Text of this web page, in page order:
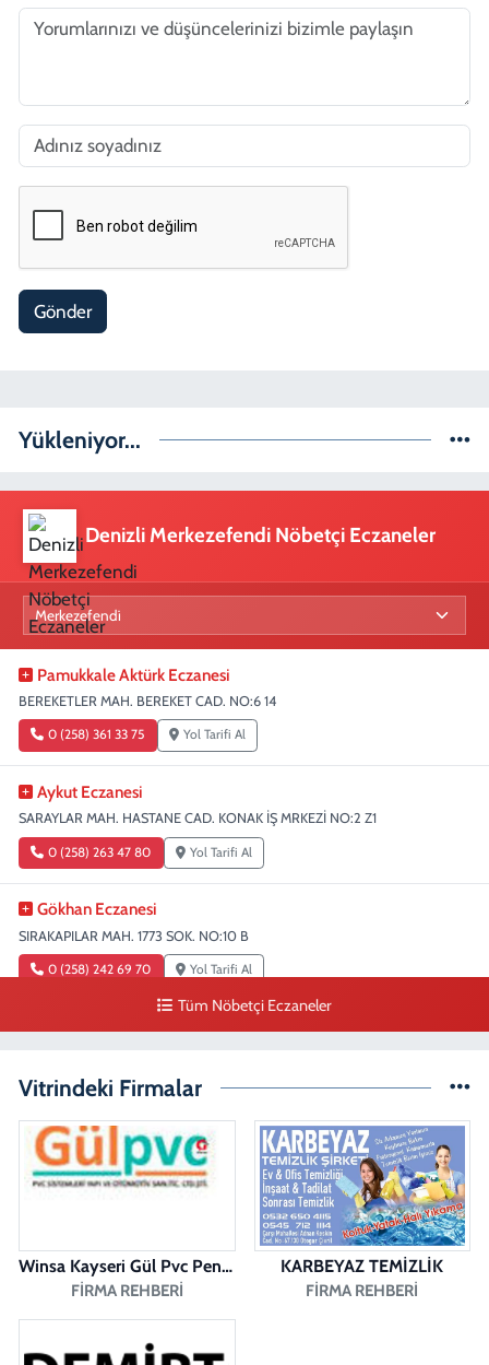
Gönder
Yükleniyor...
Denizli Merkezefendi Nöbetçi Eczaneler
Pamukkale Aktürk Eczanesi
BEREKETLER MAH. BEREKET CAD. NO:6 14
0 (258) 361 33 75 Yol Tarifi Al
Aykut Eczanesi
SARAYLAR MAH. HASTANE CAD. KONAK İŞ MRKEZİ NO:2 Z1
0 (258) 263 47 80 Yol Tarifi Al
Gökhan Eczanesi
SIRAKAPILAR MAH. 1773 SOK. NO:10 B
0 (258) 242 69 70 Yol Tarifi Al
Fatıma Şentürk Eczanesi
0 (258) 265 89 61 Yol Tarifi Al
Erman Eczanesi
KARAHASANLI MAH. 2040 SOK. NO:11 B
Tüm Nöbetçi Eczaneler
Vitrindeki Firmalar
Winsa Kayseri Gül Pvc Pencere Kayseri Winsa
FIRMA REHBERI
KARBEYAZ TEMİZLİK
FIRMA REHBERI